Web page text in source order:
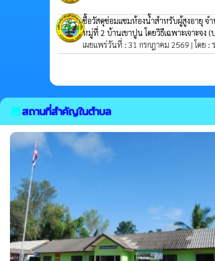
ซื้อวัสดุซ่อมแซมห้องน้ำสำหรับผู้สูงอายุ จ
หมู่ที่ 2 บ้านเขาปูน โดยวิธีเฉพาะเจาะจง (
เผยแพร่วันที่ : 31 กรกฎาคม 2569 | โดย :
imageสถานที่สำคัญในตำบล